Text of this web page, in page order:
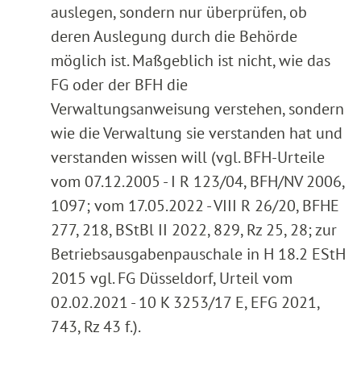
auslegen, sondern nur überprüfen, ob
deren Auslegung durch die Behörde
möglich ist. Maßgeblich ist nicht, wie das
FG oder der BFH die
Verwaltungsanweisung verstehen, sondern
wie die Verwaltung sie verstanden hat und
verstanden wissen will (vgl. BFH-Urteile
vom 07.12.2005 - I R 123/04, BFH/NV 2006,
1097; vom 17.05.2022 - VIII R 26/20, BFHE
277, 218, BStBl II 2022, 829, Rz 25, 28; zur
Betriebsausgabenpauschale in H 18.2 EStH
2015 vgl. FG Düsseldorf, Urteil vom
02.02.2021 - 10 K 3253/17 E, EFG 2021,
743, Rz 43 f.).